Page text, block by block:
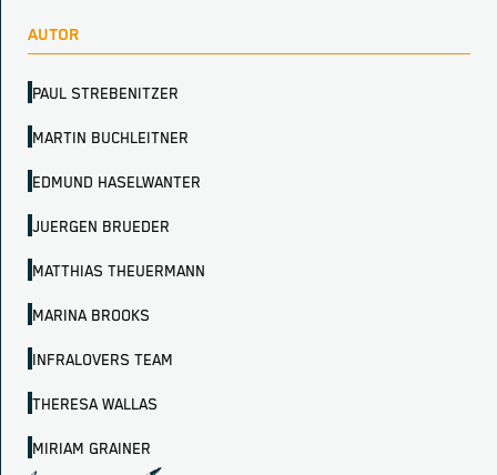
AUTOR
PAUL STREBENITZER
MARTIN BUCHLEITNER
EDMUND HASELWANTER
JUERGEN BRUEDER
MATTHIAS THEUERMANN
MARINA BROOKS
INFRALOVERS TEAM
THERESA WALLAS
MIRIAM GRAINER